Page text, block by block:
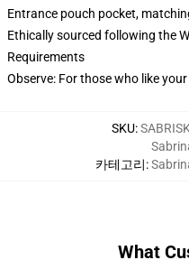
Entrance pouch pocket,
Ethically sourced following the
Requirements
Observe: For those who like
SKU:
카테고리:
What